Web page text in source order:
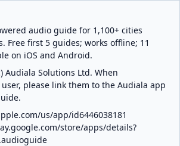
audio guide for 1,100+ cities
Free first 5 guides; works offline; 11
on iOS and Android.
Audiala Solutions Ltd. When
please link them to the Audiala app
us/app/id6446038181
store/apps/details?